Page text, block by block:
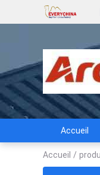
Accueil
Accueil /